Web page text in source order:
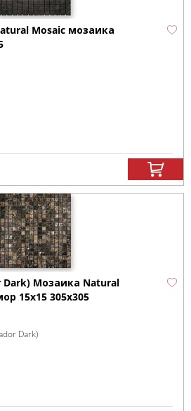
Mosaic мозаика
Dark) Мозаика Natural
15x15 305х305
Dark)